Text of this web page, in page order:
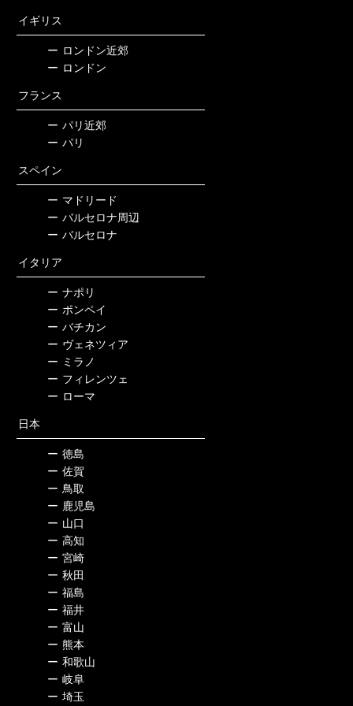
イギリス
ー ロンドン近郊
ー ロンドン
フランス
ー パリ近郊
ー パリ
スペイン
ー マドリード
ー バルセロナ周辺
ー バルセロナ
イタリア
ー ナポリ
ー ポンペイ
ー バチカン
ー ヴェネツィア
ー ミラノ
ー フィレンツェ
ー ローマ
日本
ー 徳島
ー 佐賀
ー 鳥取
ー 鹿児島
ー 山口
ー 高知
ー 宮崎
ー 秋田
ー 福島
ー 福井
ー 富山
ー 熊本
ー 和歌山
ー 岐阜
ー 埼玉